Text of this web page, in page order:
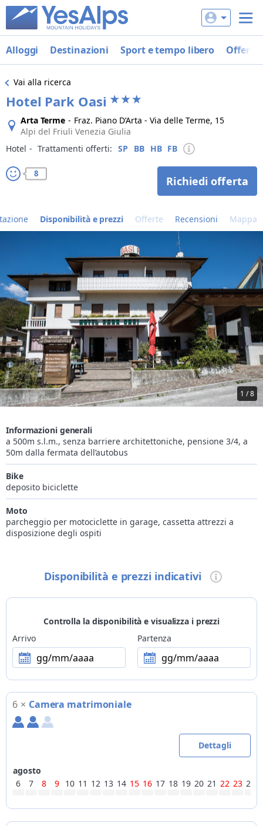
Alloggi Destinazioni Sport e tempo libero Offerte
Vai alla ricerca
Hotel Park Oasi
Arta Terme - Fraz. Piano D’Arta - Via delle Terme, 15
Alpi del Friuli Venezia Giulia
Hotel ‐ Trattamenti offerti: SP BB HB FB
8
Richiedi offerta
Disponibilità e prezzi Offerte Recensioni Mappa
1 / 8
Informazioni generali
a 500m s.l.m., senza barriere architettoniche, pensione 3/4, a
50m dalla fermata dell’autobus
Bike
deposito biciclette
Moto
parcheggio per motociclette in garage, cassetta attrezzi a
disposizione degli ospiti
Disponibilità e prezzi indicativi
Controlla la disponibilità e visualizza i prezzi
Arrivo
gg/mm/aaaa
Partenza
gg/mm/aaaa
6 × Camera matrimoniale
Dettagli
agosto
6
7 8 9 10 11 12 13 14 15 16 17 18 19 20 21 22 23 24